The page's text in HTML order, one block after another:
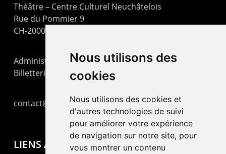
Nous utilisons des
cookies
Nous utilisons des cookies et
d'autres technologies de suivi
pour améliorer votre expérience
de navigation sur notre site, pour
vous montrer un contenu
Théâtre – Centre Culturel Neuchâtelois
Rue du Pommier 9
CH-2000 Neuchâtel
Administration : +41 32 725 03 03
Billetterie : +41 32 725 05 05
contact@lepommier.ch
LIENS AMIS